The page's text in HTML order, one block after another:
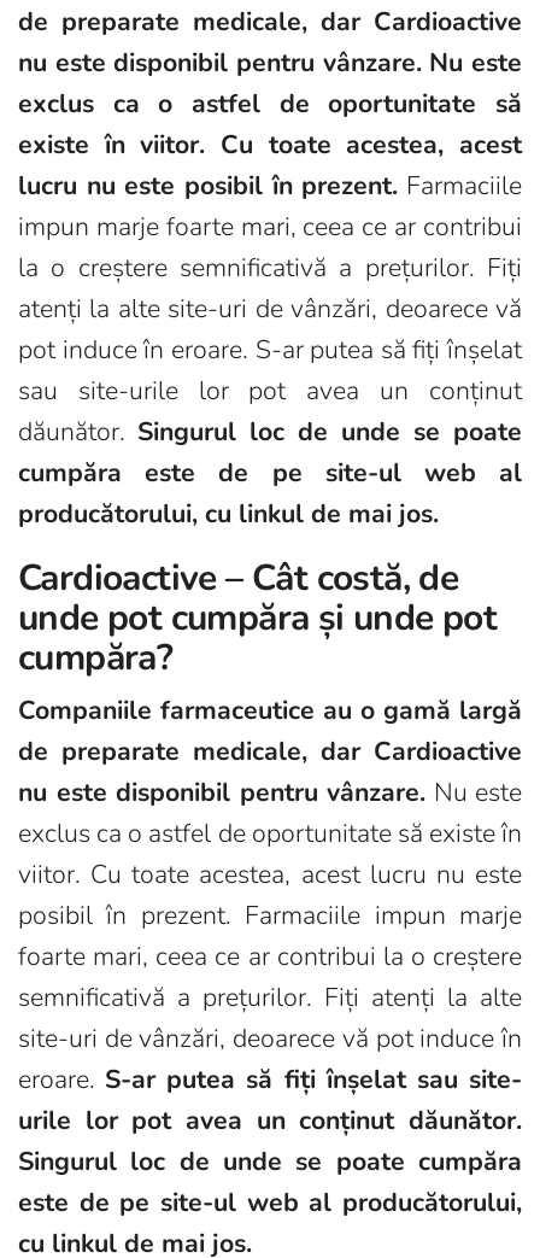
de preparate medicale, dar Cardioactive
nu este disponibil pentru vânzare. Nu este
exclus ca o astfel de oportunitate să
existe în viitor. Cu toate acestea, acest
lucru nu este posibil în prezent. Farmaciile
impun marje foarte mari, ceea ce ar contribui
la o creștere semnificativă a prețurilor. Fiți
atenți la alte site-uri de vânzări, deoarece vă
pot induce în eroare. S-ar putea să fiți înșelat
sau site-urile lor pot avea un conținut
dăunător. Singurul loc de unde se poate
cumpăra este de pe site-ul web al
producătorului, cu linkul de mai jos.
Cardioactive – Cât costă, de
unde pot cumpăra și unde pot
cumpăra?
Companiile farmaceutice au o gamă largă
de preparate medicale, dar Cardioactive
nu este disponibil pentru vânzare. Nu este
exclus ca o astfel de oportunitate să existe în
viitor. Cu toate acestea, acest lucru nu este
posibil în prezent. Farmaciile impun marje
foarte mari, ceea ce ar contribui la o creștere
semnificativă a prețurilor. Fiți atenți la alte
site-uri de vânzări, deoarece vă pot induce în
eroare. S-ar putea să fiți înșelat sau site-
urile lor pot avea un conținut dăunător.
Singurul loc de unde se poate cumpăra
este de pe site-ul web al producătorului,
cu linkul de mai jos.